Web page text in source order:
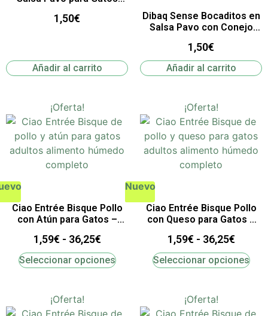
1,50€
Añadir al carrito
Dibaq Sense Bocaditos en
Salsa Pavo con Conejo
1,50€
Añadir al carrito
¡Oferta!
Ciao Entrée Bisque Pollo
con Atún para Gatos –
1,59€ - 36,25€
Seleccionar opciones
¡Oferta!
Nuevo
Ciao Entrée Bisque Pollo
con Queso para Gatos –
1,59€ - 36,25€
Seleccionar opciones
¡Oferta! ¡Oferta!